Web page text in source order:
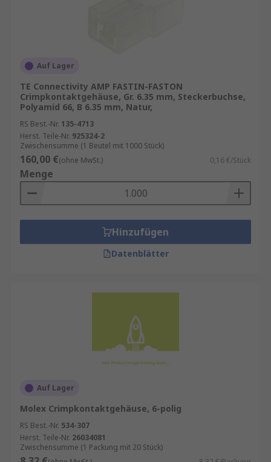
Auf Lager
TE Connectivity AMP FASTIN-FASTON
Crimpkontaktgehäuse, Gr. 6.35 mm, Steckerbuchse,
Polyamid 66, B 6.35 mm, Natur,
RS Best.-Nr. 135-4713
Herst. Teile-Nr. 925324-2
Zwischensumme (1 Beutel mit 1000 Stück)
160,00 €(ohne MwSt.) 0,16 €/Stück
Menge
Hinzufügen
Datenblätter
Auf Lager
Molex Crimpkontaktgehäuse, 6-polig
RS Best.-Nr. 534-307
Herst. Teile-Nr. 26034081
Zwischensumme (1 Packung mit 20 Stück)